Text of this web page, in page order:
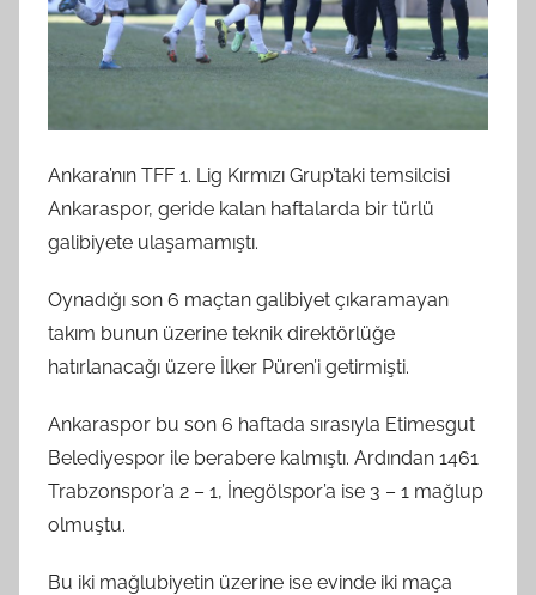
Ankara’nın TFF 1. Lig Kırmızı Grup’taki temsilcisi
Ankaraspor, geride kalan haftalarda bir türlü
galibiyete ulaşamamıştı.
Oynadığı son 6 maçtan galibiyet çıkaramayan
takım bunun üzerine teknik direktörlüğe
hatırlanacağı üzere İlker Püren’i getirmişti.
Ankaraspor bu son 6 haftada sırasıyla Etimesgut
Belediyespor ile berabere kalmıştı. Ardından 1461
Trabzonspor’a 2 – 1, İnegölspor’a ise 3 – 1 mağlup
olmuştu.
Bu iki mağlubiyetin üzerine ise evinde iki maça